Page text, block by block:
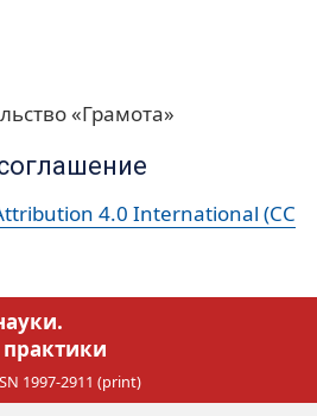
«Грамота»
4.0 International (CC
1997-2911 (print)